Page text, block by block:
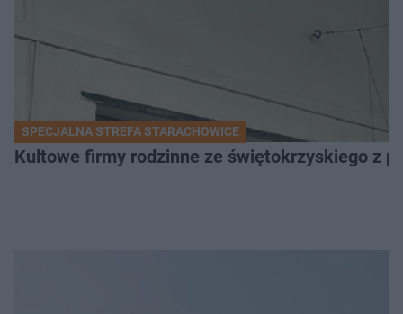
SPECJALNA STREFA STARACHOWICE
Kultowe firmy rodzinne ze świętokrzyskiego z